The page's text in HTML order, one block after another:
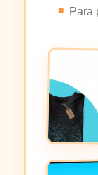
Para